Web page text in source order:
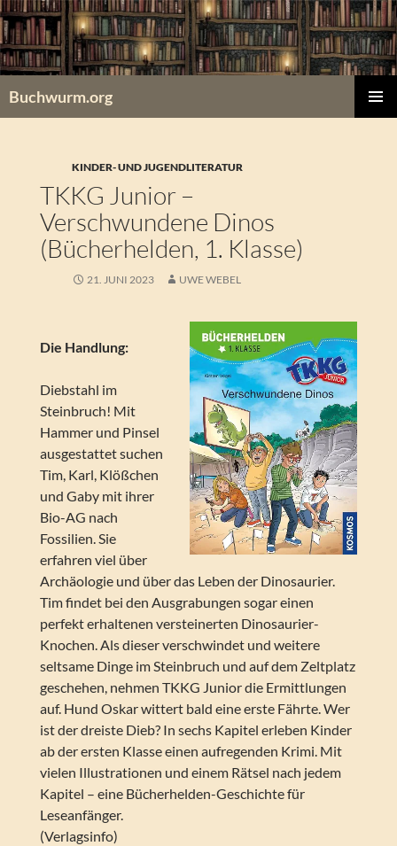
Zum
Inhalt
springen
Buchwurm.org
KINDER- UND JUGENDLITERATUR
TKKG Junior –
Verschwundene Dinos
(Bücherhelden, 1. Klasse)
21. JUNI 2023 UWE WEBEL
Die Handlung:
Diebstahl im
Steinbruch! Mit
Hammer und Pinsel
ausgestattet suchen
Tim, Karl, Klößchen
und Gaby mit ihrer
Bio-AG nach
Fossilien. Sie
erfahren viel über
Archäologie und über das Leben der Dinosaurier.
Tim findet bei den Ausgrabungen sogar einen
perfekt erhaltenen versteinerten Dinosaurier-
Knochen. Als dieser verschwindet und weitere
seltsame Dinge im Steinbruch und auf dem Zeltplatz
geschehen, nehmen TKKG Junior die Ermittlungen
auf. Hund Oskar wittert bald eine erste Fährte. Wer
ist der dreiste Dieb? In sechs Kapitel erleben Kinder
ab der ersten Klasse einen aufregenden Krimi. Mit
vielen Illustrationen und einem Rätsel nach jedem
Kapitel – eine Bücherhelden-Geschichte für
Leseanfänger.
(Verlagsinfo)